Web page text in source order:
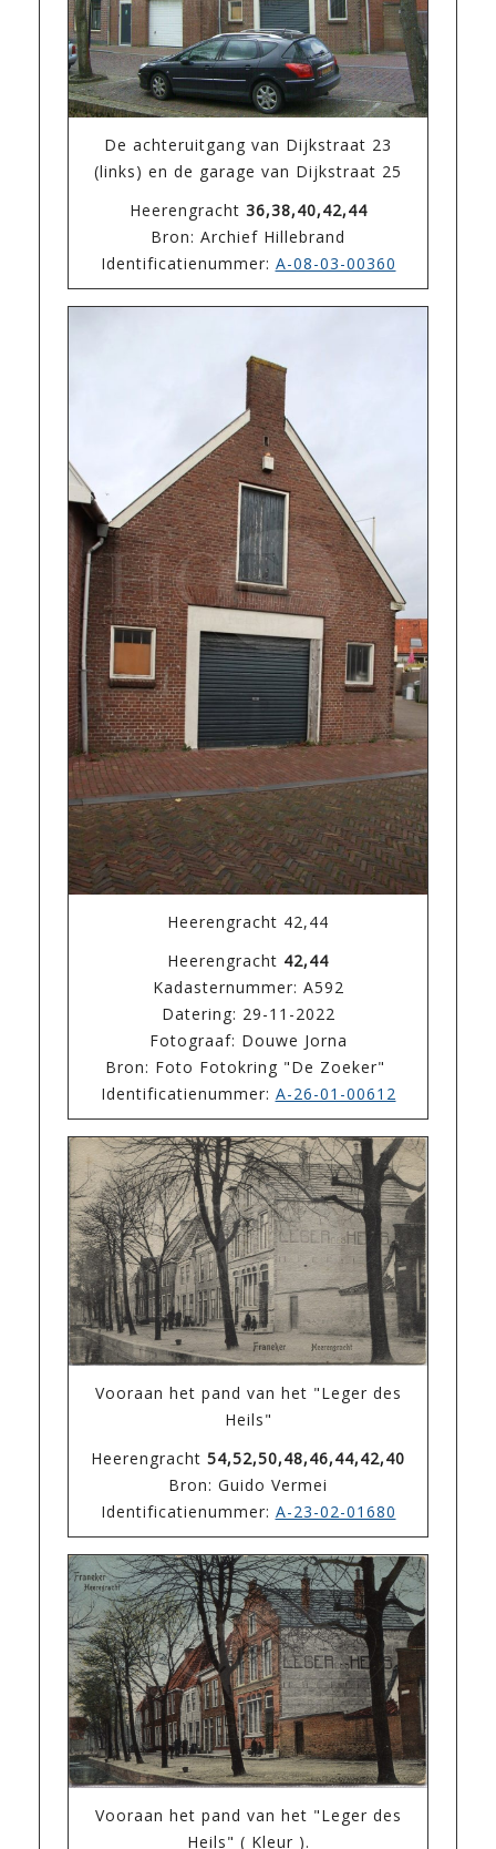
De achteruitgang van Dijkstraat 23
(links) en de garage van Dijkstraat 25
Heerengracht 36,38,40,42,44
Bron: Archief Hillebrand
Identificatienummer: A-08-03-00360
Heerengracht 42,44
Heerengracht 42,44
Kadasternummer: A592
Datering: 29-11-2022
Fotograaf: Douwe Jorna
Bron: Foto Fotokring "De Zoeker"
Identificatienummer: A-26-01-00612
Vooraan het pand van het "Leger des
Heils"
Heerengracht 54,52,50,48,46,44,42,40
Bron: Guido Vermei
Identificatienummer: A-23-02-01680
Vooraan het pand van het "Leger des
Heils" ( Kleur ).